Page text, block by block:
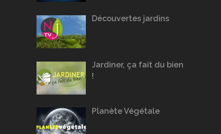
Découvertes jardins
Jardiner, ça fait du bien
!
Planète Végétale